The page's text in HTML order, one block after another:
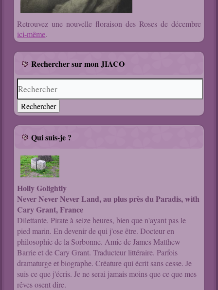
Retrouvez une nouvelle floraison des Roses de décembre
ici-même.
Rechercher sur mon JIACO
Qui suis-je ?
Holly Golightly
Never Never Never Land, au plus près du Paradis, with
Cary Grant, France
Dilettante. Pirate à seize heures, bien que n'ayant pas le
pied marin. En devenir de qui j'ose être. Docteur en
philosophie de la Sorbonne. Amie de James Matthew
Barrie et de Cary Grant. Traducteur littéraire. Parfois
dramaturge et biographe. Créature qui écrit sans cesse. Je
suis ce que j'écris. Je ne serai jamais moins que ce que mes
rêves osent dire.